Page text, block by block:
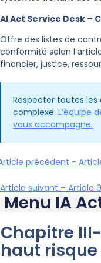
AI Act Service Desk –
Offre des listes de
conformité selon
financier, justice,
Respecter toutes les
complexe. L’équipe
vous accompagne.
précédent -
Article suivant – Article
Menu IA
Chapitre
haut risque